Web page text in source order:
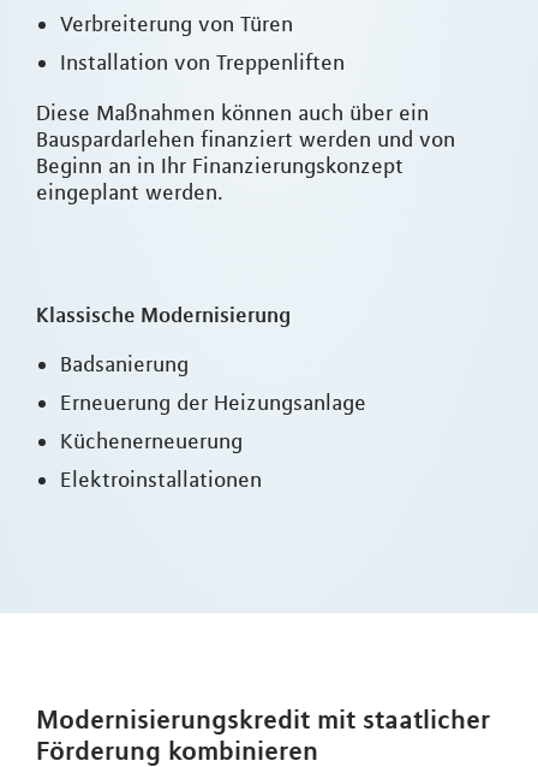
Verbreiterung von Türen
Installation von Treppenliften
Diese Maßnahmen können auch über ein
Bauspardarlehen finanziert werden und von
Beginn an in Ihr Finanzierungskonzept
eingeplant werden.
Klassische Modernisierung
Badsanierung
Erneuerung der Heizungsanlage
Küchenerneuerung
Elektroinstallationen
Modernisierungskredit mit staatlicher
Förderung kombinieren